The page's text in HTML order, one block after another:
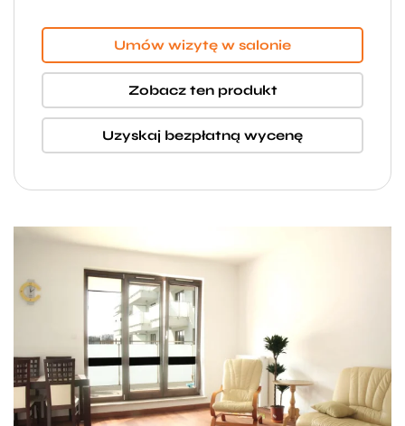
Umów wizytę w salonie
Zobacz ten produkt
Uzyskaj bezpłatną wycenę